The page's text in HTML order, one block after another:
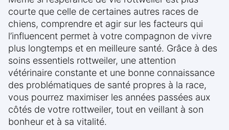
courte que celle de certaines autres races de
chiens, comprendre et agir sur les facteurs qui
l’influencent permet à votre compagnon de vivre
plus longtemps et en meilleure santé. Grâce à des
soins essentiels rottweiler, une attention
vétérinaire constante et une bonne connaissance
des problématiques de santé propres à la race,
vous pourrez maximiser les années passées aux
côtés de votre rottweiler, tout en veillant à son
bonheur et à sa vitalité.